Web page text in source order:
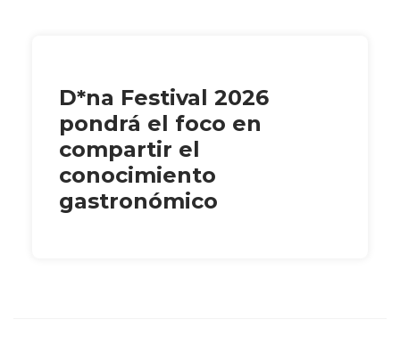
D*na Festival 2026
pondrá el foco en
compartir el
conocimiento
gastronómico